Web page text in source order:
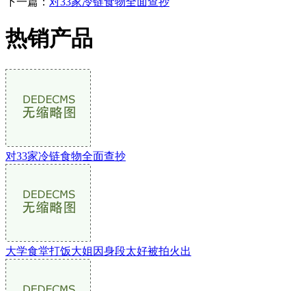
热销产品
对33家冷链食物全面查抄
大学食堂打饭大姐因身段太好被拍火出